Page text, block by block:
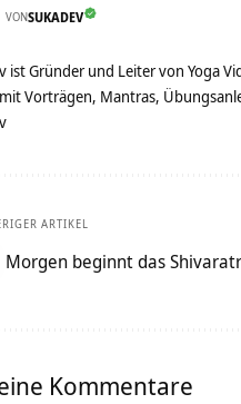
VONSUKADEV
ist Gründer und Leiter von Yoga
Vorträgen, Mantras,
ARTIKEL
Morgen beginnt das
Kommentare